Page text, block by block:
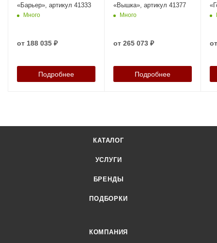
«Барьер», артикул 41333
Много
от 188 035 ₽
Подробнее
«Вышка», артикул 41377
Много
от 265 073 ₽
Подробнее
КАТАЛОГ
УСЛУГИ
БРЕНДЫ
ПОДБОРКИ
КОМПАНИЯ